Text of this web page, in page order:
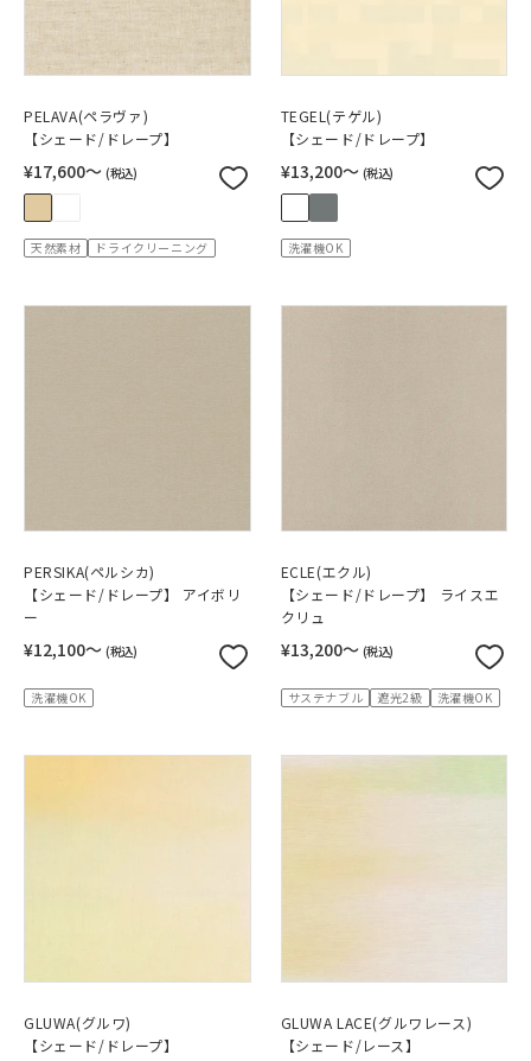
PELAVA(ペラヴァ)
【シェード/ドレープ】
¥17,600〜 (税込)
天然素材 ドライクリーニング
TEGEL(テゲル)
【シェード/ドレープ】
¥13,200〜 (税込)
洗濯機OK
PERSIKA(ペルシカ)
【シェード/ドレープ】 アイボリ
ー
¥12,100〜 (税込)
洗濯機OK
ECLE(エクル)
【シェード/ドレープ】 ライスエ
クリュ
¥13,200〜 (税込)
サステナブル 遮光2級 洗濯機OK
GLUWA(グルワ)
【シェード/ドレープ】
GLUWA LACE(グルワレース)
【シェード/レース】